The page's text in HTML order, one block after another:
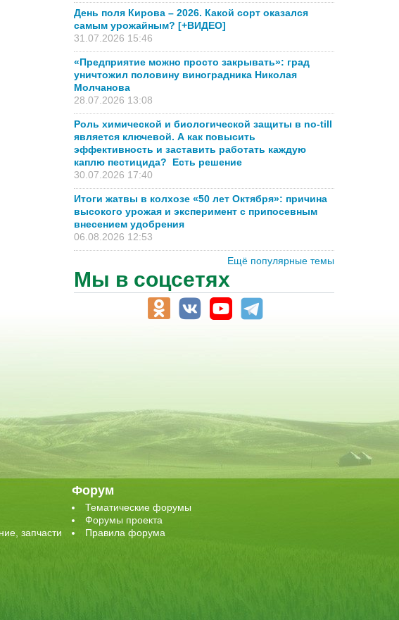
День поля Кирова – 2026. Какой сорт оказался
самым урожайным? [+ВИДЕО]
31.07.2026 15:46
«Предприятие можно просто закрывать»: град
уничтожил половину виноградника Николая
Молчанова
28.07.2026 13:08
Роль химической и биологической защиты в no-till
является ключевой. А как повысить
эффективность и заставить работать каждую
каплю пестицида? Есть решение
30.07.2026 17:40
Итоги жатвы в колхозе «50 лет Октября»: причина
высокого урожая и эксперимент с припосевным
внесением удобрения
06.08.2026 12:53
Ещё популярные темы
Мы в соцсетях
запчасти
Форум
Тематические форумы
Форумы проекта
Правила форума